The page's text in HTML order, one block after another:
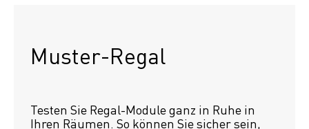
Muster-Regal
Testen Sie Regal-Module ganz in Ruhe in
Ihren Räumen. So können Sie sicher sein,